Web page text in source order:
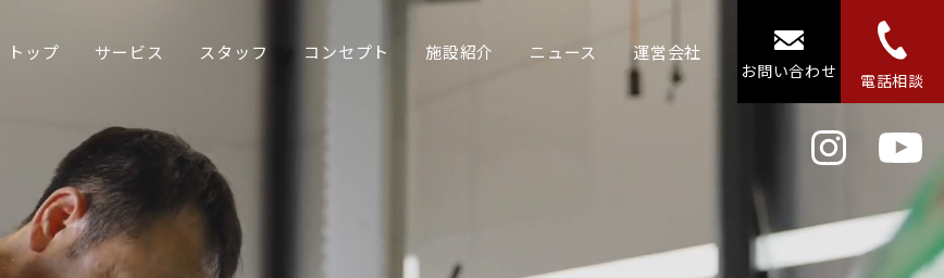
トップ サービス スタッフ コンセプト 施設紹介 ニュース 運営会社
お問い合わせ 電話相談